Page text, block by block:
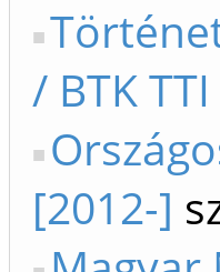
/ BTK
[2012-]